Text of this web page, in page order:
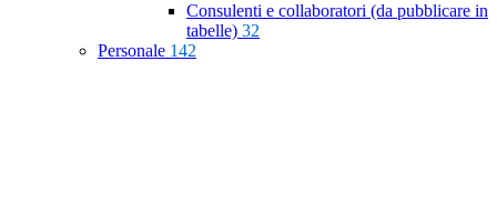
Consulenti e collaboratori (da pubblicare in
tabelle) 32
Personale 142